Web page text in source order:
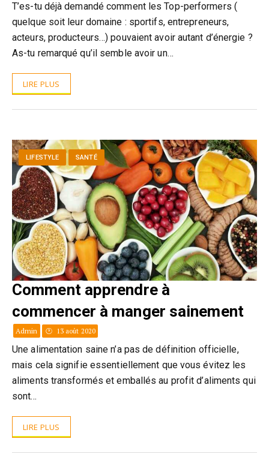
T’es-tu déjà demandé comment les Top-performers (
quelque soit leur domaine : sportifs, entrepreneurs,
acteurs, producteurs…) pouvaient avoir autant d’énergie ?
As-tu remarqué qu’il semble avoir un…
LIRE PLUS
LIFESTYLE SANTÉ
Comment apprendre à
commencer à manger sainement
Admin 13 août 2020
Une alimentation saine n’a pas de définition officielle,
mais cela signifie essentiellement que vous évitez les
aliments transformés et emballés au profit d’aliments qui
sont…
LIRE PLUS